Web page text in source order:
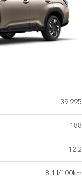
39.995
188
12.2
8,1 l/100km